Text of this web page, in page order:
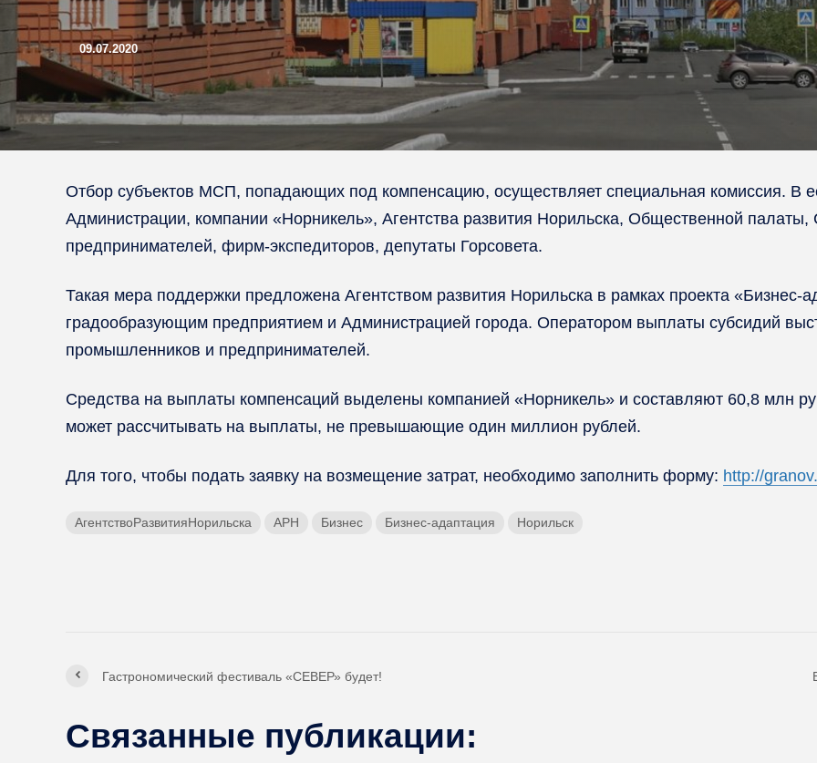
09.07.2020
Отбор субъектов МСП, попадающих под компенсацию, осуществляет специальная комиссия. В
Администрации, компании «Норникель», Агентства развития Норильска, Общественной
предпринимателей, фирм-экспедиторов, депутаты Горсовета.
Такая мера поддержки предложена Агентством развития Норильска в рамках проекта «Бизнес-
градообразующим предприятием и Администрацией города. Оператором выплаты субсидий
промышленников и предпринимателей.
Средства на выплаты компенсаций выделены компанией «Норникель» и составляют 60,8 млн
может рассчитывать на выплаты, не превышающие один миллион рублей.
Для того, чтобы подать заявку на возмещение затрат, необходимо заполнить форму: http://
АгентствоРазвитияНорильска АРН Бизнес Бизнес-адаптация Норильск
Гастрономический фестиваль «СЕВЕР» будет!
Связанные публикации: